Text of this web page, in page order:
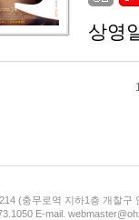
상영
(충무로역 지하1층 개찰구
E-mail.